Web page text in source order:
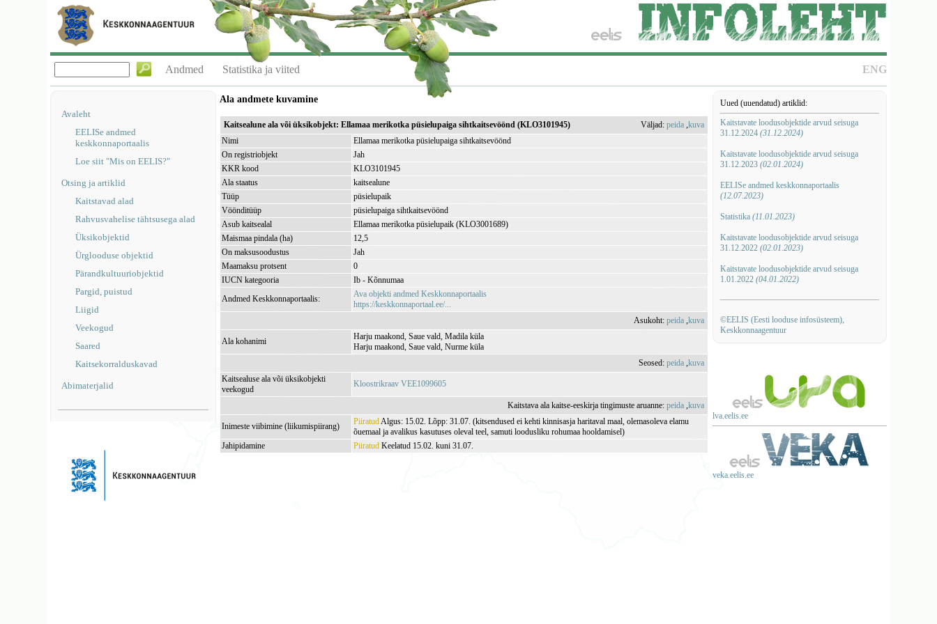
ENG
Andmed Statistika ja viited
Avaleht
EELISe andmed
keskkonnaportaalis
Loe siit "Mis on EELIS?"
Otsing ja artiklid
Kaitstavad alad
Rahvusvahelise tähtsusega alad
Üksikobjektid
Ürglooduse objektid
Pärandkultuuriobjektid
Pargid, puistud
Liigid
Veekogud
Saared
Kaitsekorralduskavad
Abimaterjalid
Uued (uuendatud) artiklid:
Kaitstavate loodusobjektide arvud seisuga
31.12.2024 (31.12.2024)
Kaitstavate loodusobjektide arvud seisuga
31.12.2023 (02.01.2024)
EELISe andmed keskkonnaportaalis
(12.07.2023)
Statistika (11.01.2023)
Kaitstavate loodusobjektide arvud seisuga
31.12.2022 (02.01.2023)
Kaitstavate loodusobjektide arvud seisuga
1.01.2022 (04.01.2022)
©EELIS (Eesti looduse infosüsteem),
Keskkonnaagentuur
lva.eelis.ee
veka.eelis.ee
Ala andmete kuvamine
Kaitsealune ala või üksikobjekt: Ellamaa merikotka püsielupaiga sihtkaitsevöönd (KLO3101945) Väljad:peida ,kuva
Nimi
Ellamaa merikotka püsielupaiga sihtkaitsevöönd
On registriobjekt
Jah
KKR kood
KLO3101945
Ala staatus
kaitsealune
Tüüp
püsielupaik
Vöönditüüp
püsielupaiga sihtkaitsevöönd
Asub kaitsealal
Ellamaa merikotka püsielupaik (KLO3001689)
Maismaa pindala (ha)
12,5
On maksusoodustus
Jah
Maamaksu protsent
0
IUCN kategooria
Ib - Kõnnumaa
Andmed Keskkonnaportaalis:
Ava objekti andmed Keskkonnaportaalis
https://keskkonnaportaal.ee/...
Asukoht:peida ,kuva
Ala kohanimi
Harju maakond, Saue vald, Madila küla
Harju maakond, Saue vald, Nurme küla
Seosed:peida ,kuva
Kaitsealuse ala või üksikobjekti
veekogud
Kloostrikraav VEE1099605
Kaitstava ala kaitse-eeskirja tingimuste aruanne:peida ,kuva
Inimeste viibimine (liikumispiirang) PiiratudAlgus: 15.02. Lõpp: 31.07. (kitsendused ei kehti kinnisasja haritaval maal, olemasoleva elamu
õuemaal ja avalikus kasutuses oleval teel, samuti loodusliku rohumaa hooldamisel)
Jahipidamine
Piiratud Keelatud 15.02. kuni 31.07.